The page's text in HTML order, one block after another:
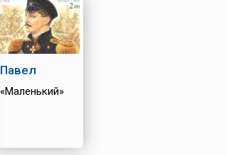
Павел
«Маленький»